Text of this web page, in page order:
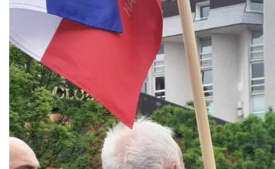
Обавјештења
Заштита од пожара
COVID 19
Геоистраживања
ФИНАНСИЈЕ
ПРИВРЕДА